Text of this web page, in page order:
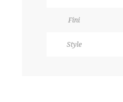
Fini
Style